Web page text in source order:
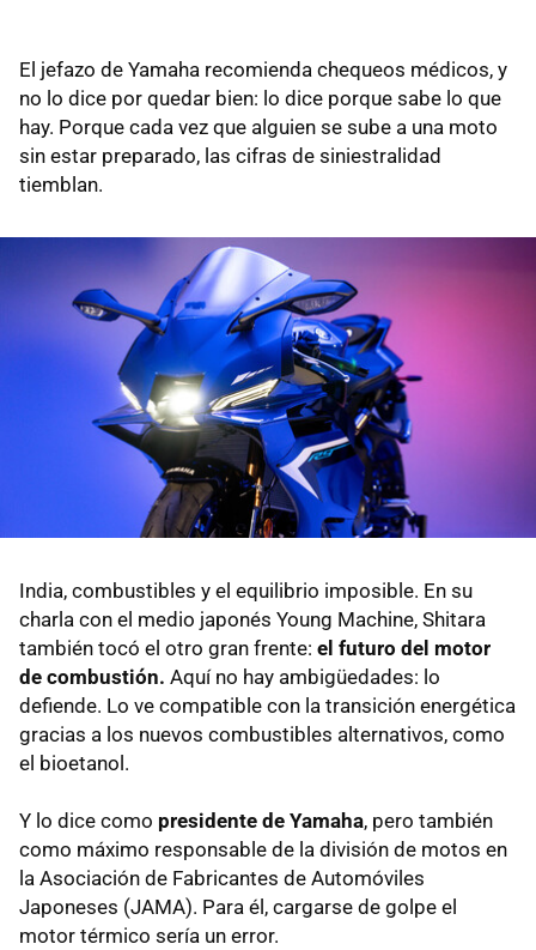
El jefazo de Yamaha recomienda chequeos médicos, y
no lo dice por quedar bien: lo dice porque sabe lo que
hay. Porque cada vez que alguien se sube a una moto
sin estar preparado, las cifras de siniestralidad
tiemblan.
India, combustibles y el equilibrio imposible. En su
charla con el medio japonés Young Machine, Shitara
también tocó el otro gran frente: el futuro del motor
de combustión. Aquí no hay ambigüedades: lo
defiende. Lo ve compatible con la transición energética
gracias a los nuevos combustibles alternativos, como
el bioetanol.
Y lo dice como presidente de Yamaha, pero también
como máximo responsable de la división de motos en
la Asociación de Fabricantes de Automóviles
Japoneses (JAMA). Para él, cargarse de golpe el
motor térmico sería un error.